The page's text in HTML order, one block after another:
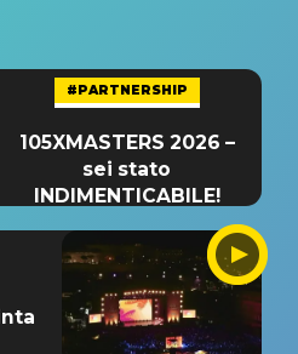
#PARTNERSHIP
105XMASTERS 2026 –
sei stato
INDIMENTICABILE!